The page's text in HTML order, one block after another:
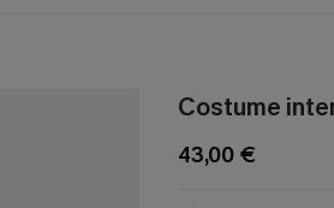
Costume
43,00 €